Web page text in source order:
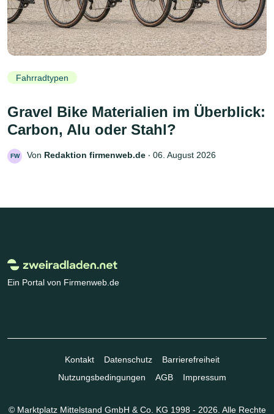
Fahrradtypen
Gravel Bike Materialien im Überblick:
Carbon, Alu oder Stahl?
FW Von Redaktion firmenweb.de ‧ 06. August 2026
Ein Portal von Firmenweb.de
Kontakt Datenschutz
Barrierefreiheit
Nutzungsbedingungen
AGB Impressum
© Marktplatz Mittelstand GmbH & Co. KG 1998 - 2026. Alle Rechte